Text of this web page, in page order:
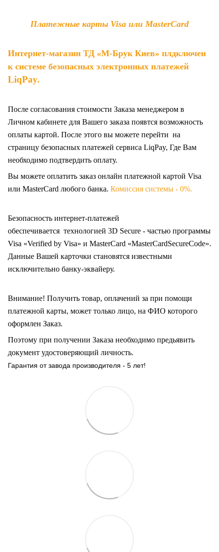
Платежные карты Visa или MasterCard
Интернет-магазин ТД «М-Брук Киев» плдключен
к системе безопасных электронных платежей
LiqPay.
После согласования стоимости Заказа менеджером в
Личном кабинете для Вашего заказа появтся возможность
оплаты картой. После этого вы можете перейти на
страницу безопасных платежей сервиса LiqPay, Где Вам
необходимо подтвердить оплату.
Вы можете оплатить заказ онлайн платежной картой Visa
или MasterCard любого банка. Комиссия системы - 0%.
Безопасность интернет-платежей
обеспечивается технологией 3D Secure - частью программы
Visa «Verified by Visa» и MasterCard «MasterCardSecureCode».
Данные Вашей карточки становятся известными
исключительно банку-эквайеру.
Внимание! Получить товар, оплачений за при помощи
платежной карты, может только лицо, на ФИО которого
оформлен Заказ.
Поэтому при получении Заказа необходимо предьявить
документ удостоверяющий личность.
Гарантия от завода производителя - 5 лет!